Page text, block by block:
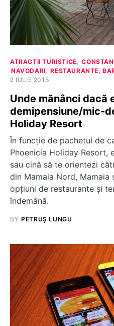
ATRACTII TURISTICE
NAVODARI
RESTAURANTE,
2 IULIE 2016
Unde mănânci dacă
demipensiune/mic-
Holiday Resort
În funcție de pachetul de
Phoenicia Holiday Resort,
sau cină să te orientezi
din Mamaia Nord, Mamaia
opțiuni de restaurante și
îndemână.
BY PETRUȘ LUNGU